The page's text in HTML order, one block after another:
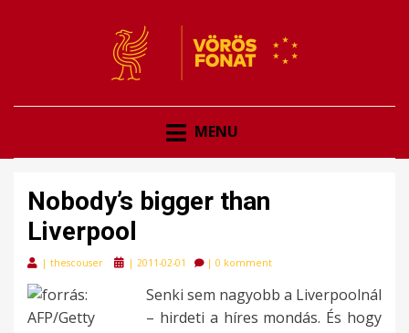
VÖRÖS FONAT
MENU
Nobody’s bigger than
Liverpool
| thescouser
Posted
| 2011-02-01 | 0 komment
Senki sem nagyobb a Liverpoolnál
– hirdeti a híres mondás. És hogy